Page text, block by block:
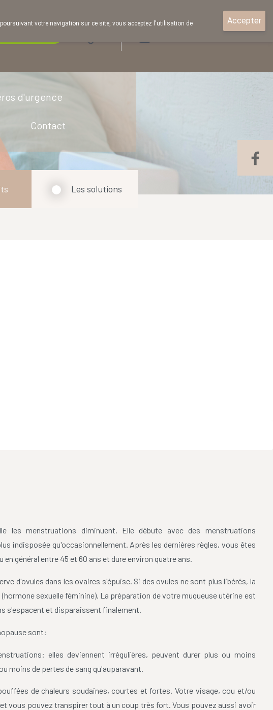
d'urgence
Contact
Les solutions
les menstruations diminuent. Elle débute avec des menstruations
indisposée qu'occasionnellement. Après les dernières règles, vous êtes
général entre 45 et 60 ans et dure environ quatre ans.
d'ovules dans les ovaires s'épuise. Si des ovules ne sont plus libérés, la
sexuelle féminine). La préparation de votre muqueuse utérine est
s'espacent et disparaissent finalement.
sont:
elles deviennent irrégulières, peuvent durer plus ou moins
moins de pertes de sang qu'auparavant.
de chaleurs soudaines, courtes et fortes. Votre visage, cou et/ou
vous pouvez transpirer tout à un coup très fort. Vous pouvez aussi avoir
votre navigation sur ce site, vous acceptez l'utilisation de
Accepter